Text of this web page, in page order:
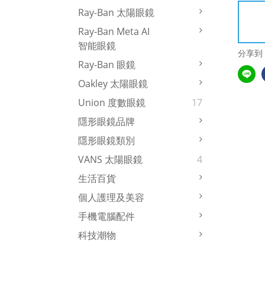
Ray-Ban 太陽眼鏡
Ray-Ban Meta AI
智能眼鏡
Ray-Ban 眼鏡
Oakley 太陽眼鏡
Union 度數眼鏡
17
隱形眼鏡品牌
隱形眼鏡類別
VANS 太陽眼鏡
4
生活百貨
個人護理及美容
手機電腦配件
科技潮物
分享到